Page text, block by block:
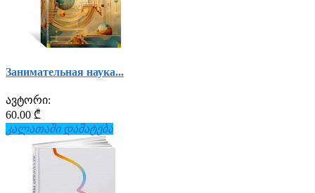
Занимательная наука...
ავტორი:
60.00 ₾
კალათაში დამატება